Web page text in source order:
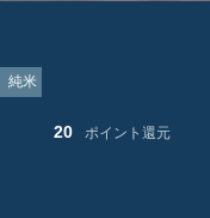
純米
20 ポイント還元